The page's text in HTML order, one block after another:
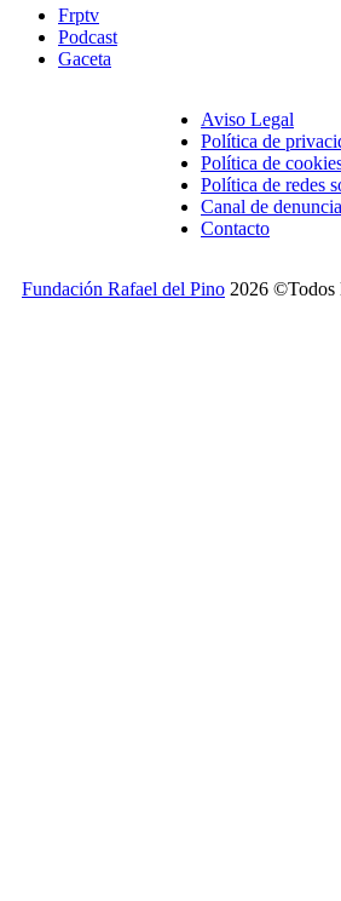
Frptv
Podcast
Gaceta
Aviso Legal
Política de
Política de
Política de redes
Canal de
Contacto
Fundación Rafael del Pino 2026 ©Todos